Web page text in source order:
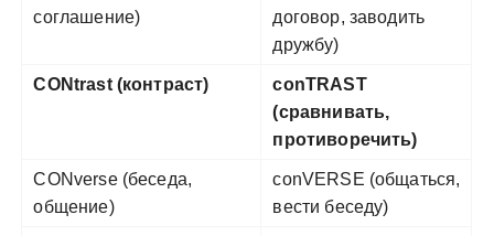
соглашение)
договор, заводить
дружбу)
CONtrast (контраст)
conTRAST
(сравнивать,
противоречить)
CONverse (беседа,
общение)
conVERSE (общаться,
вести беседу)